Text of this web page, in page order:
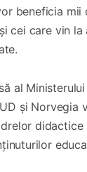
beneficia mii
cei care vin
al
și Norvegia
didactice